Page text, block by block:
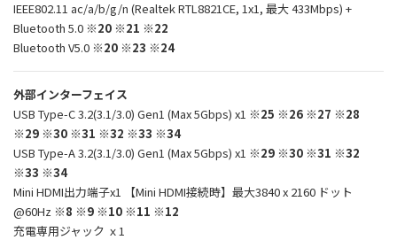
IEEE802.11 ac/a/b/g/n (Realtek RTL8821CE, 1x1, 最大 433Mbps) +
Bluetooth 5.0 ※20 ※21 ※22
Bluetooth V5.0 ※20 ※23 ※24
外部インターフェイス
USB Type-C 3.2(3.1/3.0) Gen1 (Max 5Gbps) x1 ※25 ※26 ※27 ※28
※29 ※30 ※31 ※32 ※33 ※34
USB Type-A 3.2(3.1/3.0) Gen1 (Max 5Gbps) x1 ※29 ※30 ※31 ※32
※33 ※34
Mini HDMI出力端子x1 【Mini HDMI接続時】最大3840 x 2160 ドット
@60Hz ※8 ※9 ※10 ※11 ※12
充電専用ジャック ｘ1